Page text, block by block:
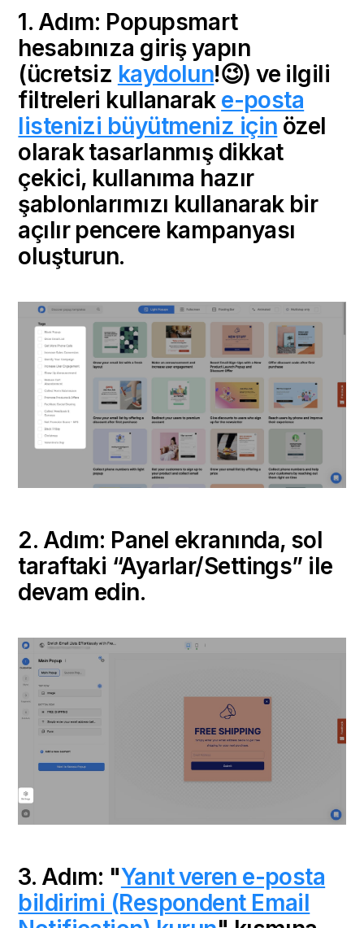
1. Adım: Popupsmart
hesabınıza giriş yapın
(ücretsiz kaydolun!😉) ve ilgili
filtreleri kullanarak e-posta
listenizi büyütmeniz için özel
olarak tasarlanmış dikkat
çekici, kullanıma hazır
şablonlarımızı kullanarak bir
açılır pencere kampanyası
oluşturun.
2. Adım: Panel ekranında, sol
taraftaki “Ayarlar/Settings” ile
devam edin.
3. Adım: "Yanıt veren e-posta
bildirimi (Respondent Email